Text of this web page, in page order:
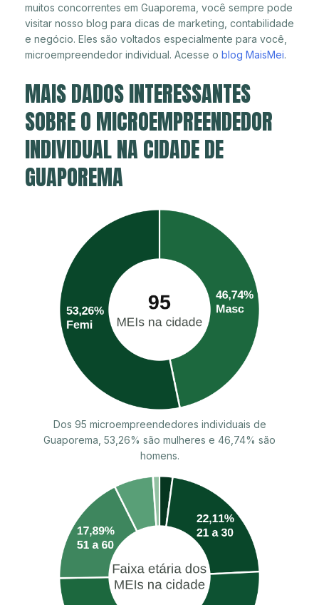
muitos concorrentes em Guaporema, você sempre pode
visitar nosso blog para dicas de marketing, contabilidade
e negócio. Eles são voltados especialmente para você,
microempreendedor individual. Acesse o blog MaisMei.
MAIS DADOS INTERESSANTES
SOBRE O MICROEMPREENDEDOR
INDIVIDUAL NA CIDADE DE
GUAPOREMA
Dos 95 microempreendedores individuais de
Guaporema, 53,26% são mulheres e 46,74% são
homens.